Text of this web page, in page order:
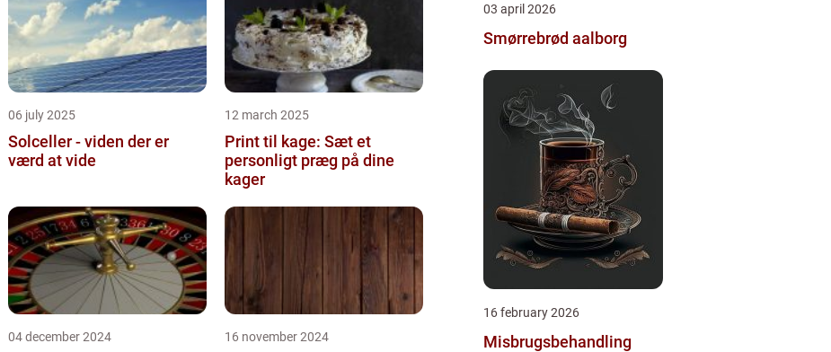
06 july 2025
Solceller - viden der er
værd at vide
12 march 2025
Print til kage: Sæt et
personligt præg på dine
kager
04 december 2024 16 november 2024
03 april 2026
Smørrebrød aalborg
16 february 2026
Misbrugsbehandling